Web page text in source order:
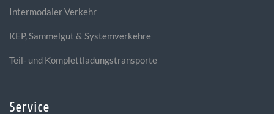
Intermodaler Verkehr
KEP, Sammelgut & Systemverkehre
Teil- und Komplettladungstransporte
Service